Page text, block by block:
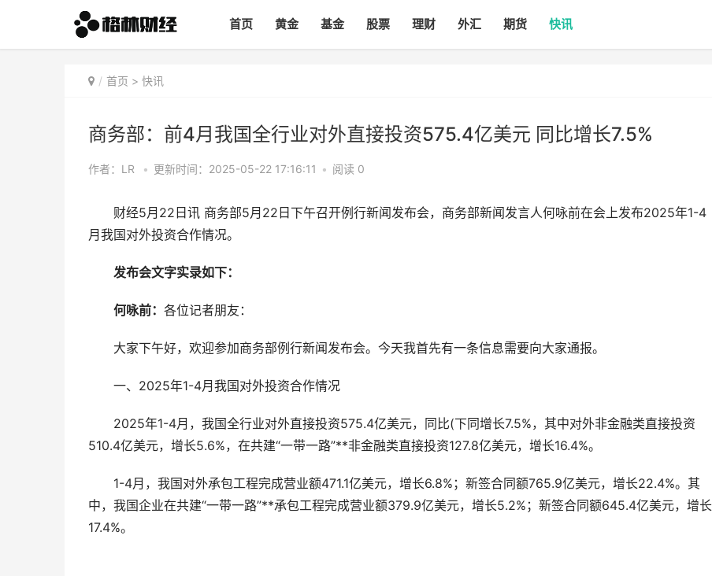
首页 黄金 基金 股票 理财 外汇 期货 快讯
首页 > 快讯
商务部：前4月我国全行业对外直接投资575.4亿美元 同比增长7.5%
作者：LR • 更新时间：2025-05-22 17:16:11 • 阅读 0
财经5月22日讯 商务部5月22日下午召开例行新闻发布会，商务部新闻发言人何咏前在会上发布2025年1-4
月我国对外投资合作情况。
发布会文字实录如下：
何咏前： 各位记者朋友：
大家下午好，欢迎参加商务部例行新闻发布会。今天我首先有一条信息需要向大家通报。
一、2025年1-4月我国对外投资合作情况
2025年1-4月，我国全行业对外直接投资575.4亿美元，同比(下同增长7.5%，其中对外非金融类直接投资
510.4亿美元，增长5.6%，在共建“一带一路”**非金融类直接投资127.8亿美元，增长16.4%。
1-4月，我国对外承包工程完成营业额471.1亿美元，增长6.8%；新签合同额765.9亿美元，增长22.4%。其
中，我国企业在共建“一带一路”**承包工程完成营业额379.9亿美元，增长5.2%；新签合同额645.4亿美元，增长
17.4%。